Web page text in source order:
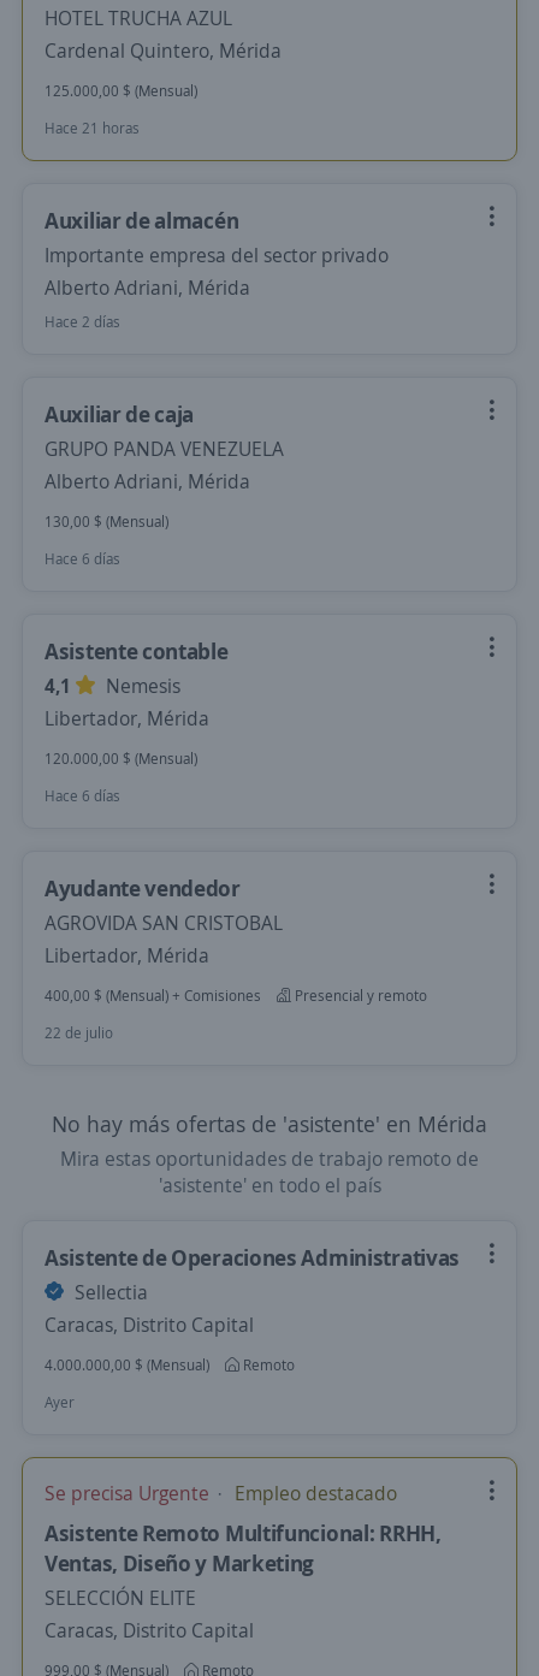
HOTEL TRUCHA AZUL
Cardenal Quintero, Mérida
125.000,00 $ (Mensual)
Hace 21 horas
Auxiliar de almacén
Importante empresa del sector privado
Alberto Adriani, Mérida
Hace 2 días
Auxiliar de caja
GRUPO PANDA VENEZUELA
Alberto Adriani, Mérida
130,00 $ (Mensual)
Hace 6 días
Asistente contable
4,1
Nemesis
Libertador, Mérida
120.000,00 $ (Mensual)
Hace 6 días
Ayudante vendedor
AGROVIDA SAN CRISTOBAL
Libertador, Mérida
400,00 $ (Mensual) + Comisiones
Presencial y remoto
22 de julio
No hay más ofertas de 'asistente' en Mérida
Mira estas oportunidades de trabajo remoto de
'asistente' en todo el país
Asistente de Operaciones Administrativas
Sellectia
Caracas, Distrito Capital
4.000.000,00 $ (Mensual)
Remoto
Ayer
Se precisa Urgente Empleo destacado
Asistente Remoto Multifuncional: RRHH,
Ventas, Diseño y Marketing
SELECCIÓN ELITE
Caracas, Distrito Capital
999,00 $ (Mensual) Remoto